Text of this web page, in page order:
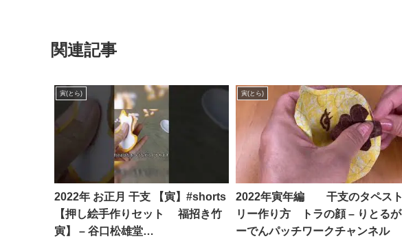
関連記事
寅(とら)
2022年 お正月 干支 【寅】#shorts
【押し絵手作りセット 福招き竹
寅】 – 谷口松雄堂
寅(とら)
2022年寅年編 干支のタペスト
リー作り方 トラの顔 – りとるが
ーでんパッチワークチャンネル